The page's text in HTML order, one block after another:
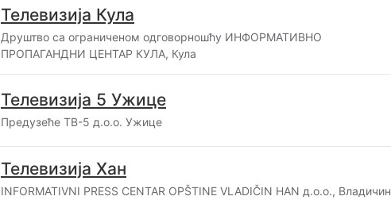
Телевизија Кула
Друштво са ограниченом одговорношћу ИНФОРМАТИВНО
ПРОПАГАНДНИ ЦЕНТАР КУЛА, Кула
Телевизија 5 Ужице
Предузеће ТВ-5 д.о.о. Ужице
Телевизија Хан
INFORMATIVNI PRESS CENTAR OPŠTINE VLADIČIN HAN д.о.о., Владичин